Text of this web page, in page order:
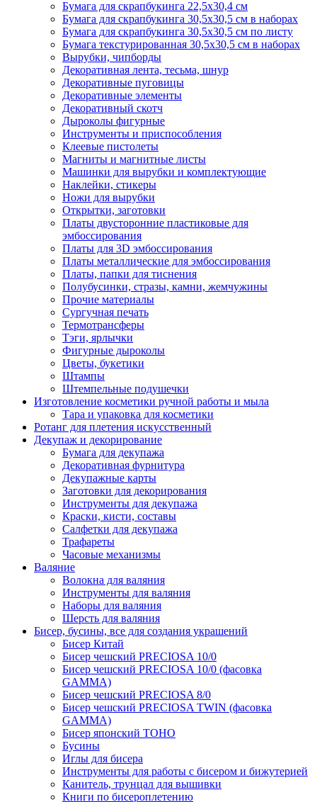
Бумага для скрапбукинга 22,5х30,4 см
Бумага для скрапбукинга 30,5х30,5 см в наборах
Бумага для скрапбукинга 30,5х30,5 см по листу
Бумага текстурированная 30,5х30,5 см в наборах
Вырубки, чипборды
Декоративная лента, тесьма, шнур
Декоративные пуговицы
Декоративные элементы
Декоративный скотч
Дыроколы фигурные
Инструменты и приспособления
Клеевые пистолеты
Магниты и магнитные листы
Машинки для вырубки и комплектующие
Наклейки, стикеры
Ножи для вырубки
Открытки, заготовки
Платы двусторонние пластиковые для
эмбоссирования
Платы для 3D эмбоссирования
Платы металлические для эмбоссирования
Платы, папки для тиснения
Полубусинки, стразы, камни, жемчужины
Прочие материалы
Сургучная печать
Термотрансферы
Тэги, ярлычки
Фигурные дыроколы
Цветы, букетики
Штампы
Штемпельные подушечки
Изготовление косметики ручной работы и мыла
Тара и упаковка для косметики
Ротанг для плетения искусственный
Декупаж и декорирование
Бумага для декупажа
Декоративная фурнитура
Декупажные карты
Заготовки для декорирования
Инструменты для декупажа
Краски, кисти, составы
Салфетки для декупажа
Трафареты
Часовые механизмы
Валяние
Волокна для валяния
Инструменты для валяния
Наборы для валяния
Шерсть для валяния
Бисер, бусины, все для создания украшений
Бисер Китай
Бисер чешский PRECIOSA 10/0
Бисер чешский PRECIOSA 10/0 (фасовка
GAMMA)
Бисер чешский PRECIOSA 8/0
Бисер чешский PRECIOSA TWIN (фасовка
GAMMA)
Бисер японский TOHO
Бусины
Иглы для бисера
Инструменты для работы с бисером и бижутерией
Канитель, трунцал для вышивки
Книги по бисероплетению